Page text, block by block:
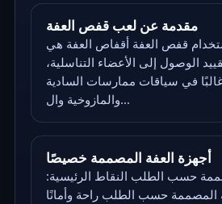
مقدمة عن لعب قفص العفة
قفص العفة أقفاص العفة هي
الوصول إلى الأعضاء التناسلية،
في سياقات ممارسات السادية
والمازوخية وال...
أجهزة العفة المصممة خصيصًا
حسب الطلب النقاط الرئيسية:
المصممة حسب الطلب راحة وأمانًا